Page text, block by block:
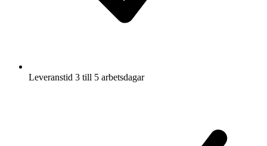
Leveranstid 3 till 5 arbetsdagar